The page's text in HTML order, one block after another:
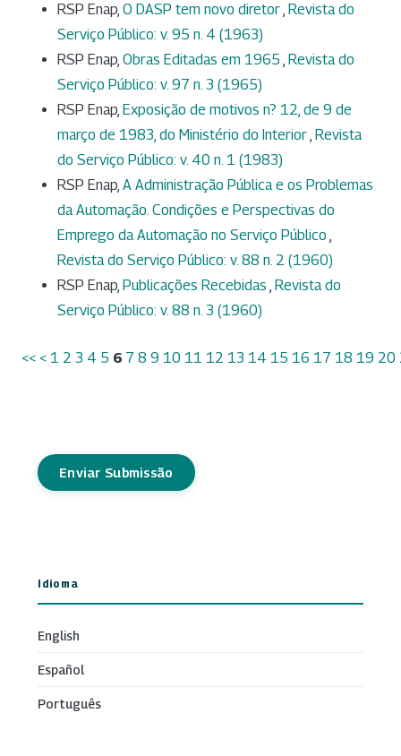
RSP Enap, O DASP tem novo diretor Revista do
Serviço Público: v. 95 n. 4 (1963)
RSP Enap, Obras Editadas em 1965 Revista do
Serviço Público: v. 97 n. 3 (1965)
RSP Enap, Exposição de motivos n? 12, de 9 de
março de 1983, do Ministério do Interior Revista
do Serviço Público: v. 40 n. 1 (1983)
RSP Enap, A Administração Pública e os Problemas
da Automação. Condições e Perspectivas do
Emprego da Automação no Serviço Público
Revista do Serviço Público: v. 88 n. 2 (1960)
RSP Enap, Publicações Recebidas Revista do
Serviço Público: v. 88 n. 3 (1960)
<< < 1 2 3 4 5 6 7 8 9 10 11 12 13 14 15 16 17 18 19 20
Enviar Submissão
Idioma
English
Español
Português